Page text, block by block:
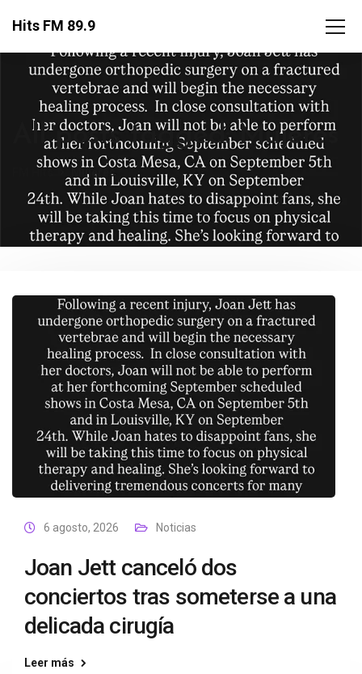
Hits FM 89.9
All posts tagged: Mujeres
Mujeres
6 agosto, 2026 Noticias
Joan Jett canceló dos
conciertos tras someterse a una
delicada cirugía
Leer más